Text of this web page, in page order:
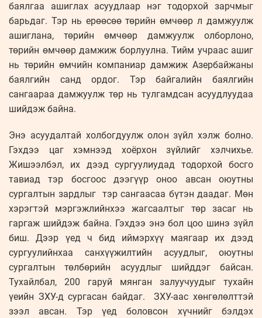
баялгаа ашиглах асуудлаар нэг тодорхой зарчмыг
барьдаг. Тэр нь ерөөсөө төрийн өмчөөр л дамжуулж
ашиглана, төрийн өмчөөр дамжуулж олборлоно,
төрийн өмчөөр дамжиж борлуулна. Тийм учраас ашиг
нь төрийн өмчийн компаниар дамжиж Азербайжаны
баялгийн санд ордог. Тэр байгалийн баялгийн
сангаараа дамжуулж төр нь тулгамдсан асуудлуудаа
шийдэж байна.
Энэ асуудалтай холбогдуулж олон зүйл хэлж болно.
Гэхдээ цаг хэмнээд хоёрхон зүйлийг хэлчихье.
Жишээлбэл, их дээд сургуулиудад тодорхой босго
тавиад тэр босгоос дээгүүр оноо авсан оюутны
сургалтын зардлыг тэр сангаасаа бүтэн даадаг. Мөн
хэрэгтэй мэргэжлийнхээ жагсаалтыг төр засаг нь
гаргаж шийдэж байна. Гэхдээ энэ бол цоо шинэ зүйл
биш. Дээр үед ч бид иймэрхүү маягаар их дээд
сургуулийнхаа санхүүжилтийн асуудлыг, оюутны
сургалтын төлбөрийн асуудлыг шийддэг байсан.
Тухайлбал, 200 гаруй мянган залуучуудыг тухайн
үеийн ЗХУ-д сургасан байдаг. ЗХУ-аас хөнгөлөлттэй
зээл авсан. Тэр үед боловсон хүчнийг бэлдэх